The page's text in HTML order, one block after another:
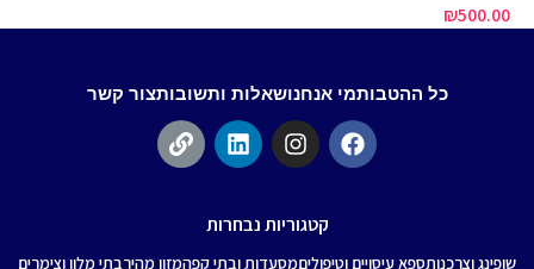
₪500.00
כל ההטבותמי אנחנושאלות ותשובותצור קשר
קטגוריות נבחרות
שופינג וצרכנותספא עיסויים וטיפוליםמסעדות ובתי קפהמזון מהירבתי מלון וצימרים